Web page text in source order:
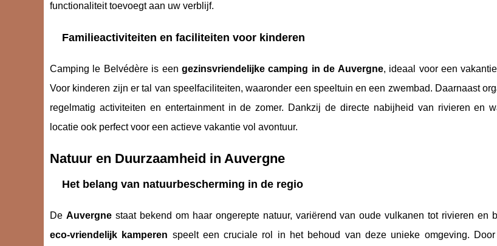
functionaliteit toevoegt aan uw verblijf.
Familieactiviteiten en faciliteiten voor kinderen
Camping le Belvédère is eengezinsvriendelijke camping in de Auvergne, ideaal voor een
Voor kinderen zijn er tal van speelfaciliteiten, waaronder een speeltuin en een zwembad. Daarnaast
regelmatig activiteiten en entertainment in de zomer. Dankzij de directe nabijheid van rivieren en
locatie ook perfect voor een actieve vakantie vol avontuur.
Natuur en Duurzaamheid in Auvergne
Het belang van natuurbescherming in de regio
De Auvergnestaat bekend om haar ongerepte natuur, variërend van oude vulkanen tot rivieren en
eco-vriendelijk kamperen speelt een cruciale rol in het behoud van deze unieke omgeving.